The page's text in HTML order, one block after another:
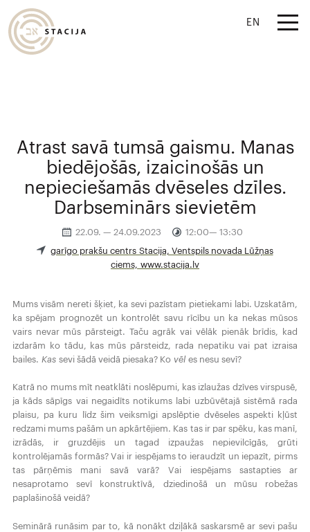
EN
Atrast savā tumsā gaismu. Manas
biedējošās, izaicinošās un
nepieciešamās dvēseles dzīles.
Darbseminārs sievietēm
22.09. — 24.09.2023 12:00— 13:30
garīgo prakšu centrs Stacija, Ventspils novada Lūžņas
ciems, www.stacija.lv
Mums visām nereti šķiet, ka sevi pazīstam pietiekami labi. Uzskatām,
ka spējam prognozēt un kontrolēt savu rīcību un ka nekas mūsos
vairs nevar mūs pārsteigt. Taču agrāk vai vēlāk pienāk brīdis, kad
izdarām ko tādu, kas mūs pārsteidz, rada nepatiku vai pat izraisa
bailes. Kas sevi šādā veidā piesaka? Ko vēl es nesu sevī?
Katrā no mums mīt neatklāti noslēpumi, kas izlaužas dzīves virspusē,
ja kāds sāpīgs vai negaidīts notikums labi uzbūvētajā sistēmā rada
plaisu, pa kuru līdz šim veiksmīgi apslēptie dvēseles aspekti kļūst
redzami mums pašām un apkārtējiem. Kas tas ir par spēku, kas manī,
izrādās, ir gruzdējis un tagad izpaužas nepievilcīgās, grūti
kontrolējamās formās? Vai ir iespējams to ieraudzīt un iepazīt, pirms
tas pārņēmis mani savā varā? Vai iespējams sastapties ar
nesaprotamo sevī konstruktīvā, dziedinošā un mūsu robežas
paplašinošā veidā?
Seminārā runāsim par to, kā nonākt dziļākā saskarsmē ar sevi pašu